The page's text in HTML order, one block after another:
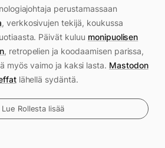
perustamassaan
, verkkosivujen tekijä, koukussa
Päivät kuluu monipuolisen
, retropelien ja koodaamisen parissa,
myös vaimo ja kaksi lasta. Mastodon
lähellä sydäntä.
Lue Rollesta lisää